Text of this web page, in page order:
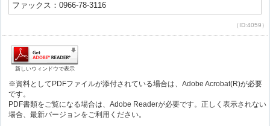
ファックス：0966-78-3116
（ID:4059）
新しいウィンドウで表示
※資料としてPDFファイルが添付されている場合は、Adobe Acrobat(R)が必要
です。
PDF書類をご覧になる場合は、Adobe Readerが必要です。正しく表示されない
場合、最新バージョンをご利用ください。